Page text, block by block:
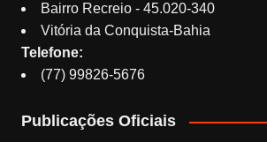
Bairro Recreio - 45.020-340
Vitória da Conquista-Bahia
Telefone:
(77) 99826-5676
Publicações Oficiais